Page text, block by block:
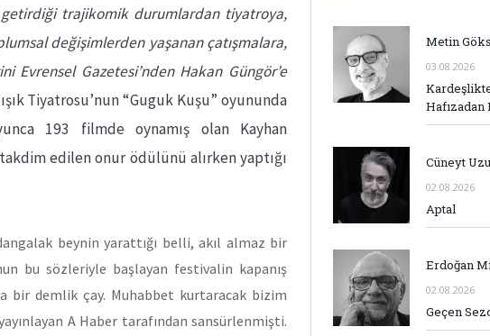
getirdiği trajikomik durumlardan tiyatroya,
değişimlerden yaşanan çatışmalara,
Evrensel Gazetesi’nden Hakan Güngör’e
Tiyatrosu’nun “Guguk Kuşu” oyununda
193 filmde oynamış olan Kayhan
edilen onur ödülünü alırken yaptığı
beynin yarattığı belli, akıl almaz bir
bu sözleriyle başlayan festivalin kapanış
bir demlik çay. Muhabbet kurtaracak bizim
A Haber tarafından sansürlenmişti.
Metin
03.08.2026
Hafızadan
Cüneyt
02.08.2026
Aptal
Erdoğan
02.08.2026
Geçen